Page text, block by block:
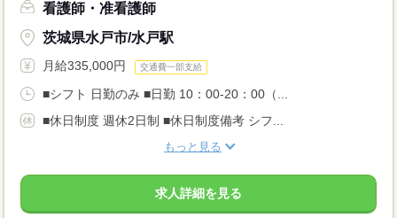
看護師・准看護師
茨城県水戸市/水戸駅
月給335,000円 交通費一部支給
■シフト 日勤のみ ■日勤 10：00-20：00（...
■休日制度 週休2日制 ■休日制度備考 シフ...
もっと見る
求人詳細を見る